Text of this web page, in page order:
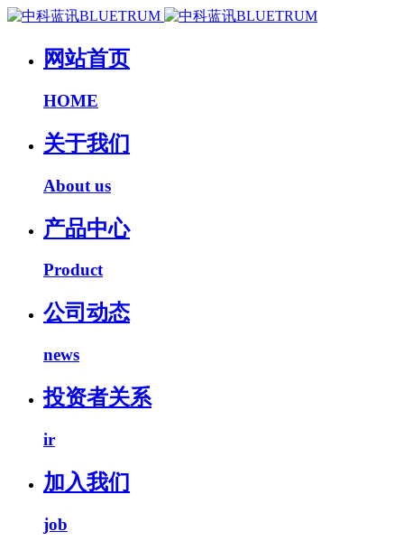
网站首页
HOME
关于我们
About us
产品中心
Product
公司动态
news
投资者关系
ir
加入我们
job